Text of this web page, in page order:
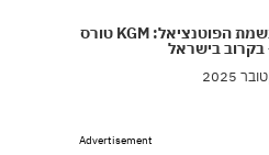
בדרך להגשמת הפוטנציאל: KGM טורס
בקרוב בישראל
Advertisement